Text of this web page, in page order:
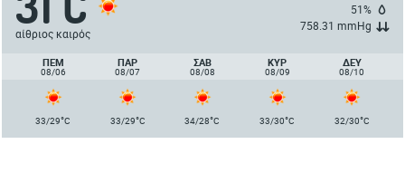
αίθριος καιρός
51%
758.31 mmHg
ΠΈΜ
08/06
ΠΑΡ
08/07
ΣΑΒ
08/08
ΚΥΡ
08/09
ΔΕΥ
08/10
33/29°C 33/29°C 34/28°C 33/30°C 32/30°C